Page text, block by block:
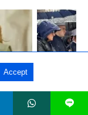
L
Accept